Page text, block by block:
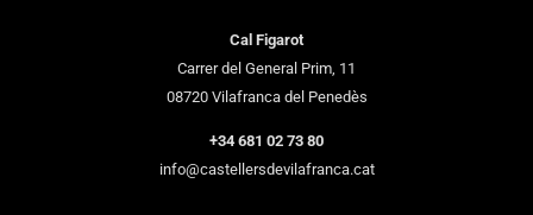
Cal Figarot
Carrer del General Prim, 11
08720 Vilafranca del Penedès
+34 681 02 73 80
info@castellersdevilafranca.cat